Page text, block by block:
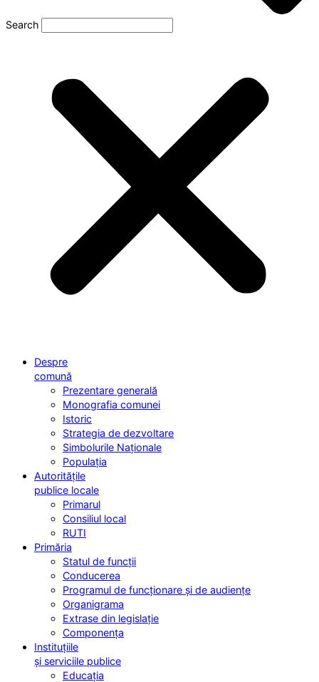
Search
Despre
comună
Prezentare generală
Monografia comunei
Istoric
Strategia de dezvoltare
Simbolurile Naționale
Populația
Autoritățile
publice locale
Primarul
Consiliul local
RUTI
Primăria
Statul de funcții
Conducerea
Programul de funcționare și de audiențe
Organigrama
Extrase din legislație
Componența
Instituțiile
și serviciile publice
Educația